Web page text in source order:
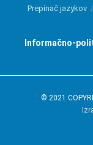
Prepínač jazykov
Informačno-
© 2021